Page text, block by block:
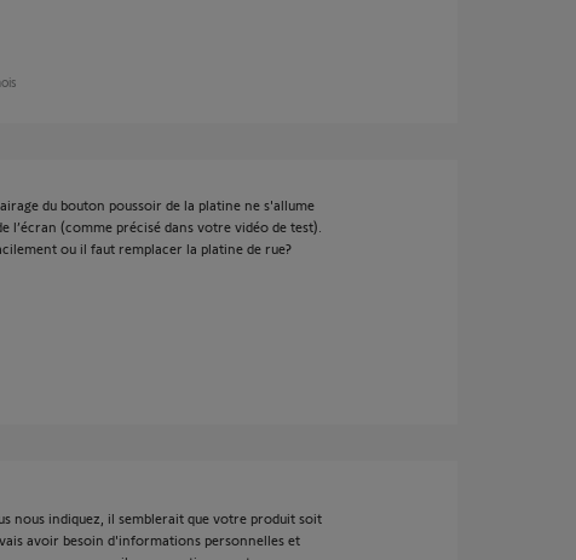
du bouton poussoir de la platine ne s'allume
l’écran (comme précisé dans votre vidéo de test).
ou il faut remplacer la platine de rue?
nous indiquez, il semblerait que votre produit soit
avoir besoin d'informations personnelles et